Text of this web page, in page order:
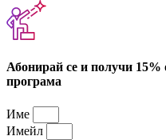
Абонирай се и получи 15%
програма
Име
Имейл